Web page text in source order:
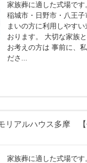
家族葬に適した式場です
稲城市・日野市・八王子
まいの方に利用しやす
おります。 大切な家族
お考えの方は 事前に、
ださ...
リアルハウス多摩
家族葬に適した式場です